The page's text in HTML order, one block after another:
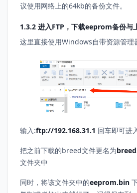
议使用网络上的64kb的备份文件。
1.3.2 进入FTP，下载eeprom备份与
这里直接使用Windows自带资源管理
输入:ftp://192.168.31.1 回车即可进
把之前下载的breed文件更名为
文件夹中
同时，将该文件夹中的eeprom.bin